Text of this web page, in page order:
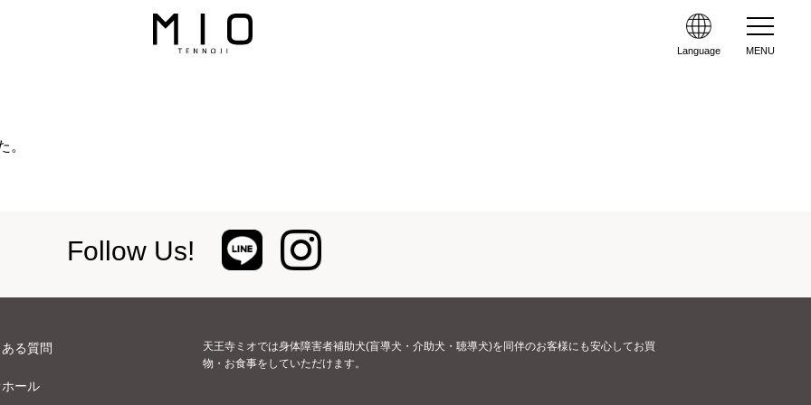
Language MENU
。
Follow Us!
る質問
ール
天王寺ミオでは身体障害者補助犬(盲導犬・介助犬・聴導犬)を同伴のお客様にも安心してお買
物・お食事をしていただけます。